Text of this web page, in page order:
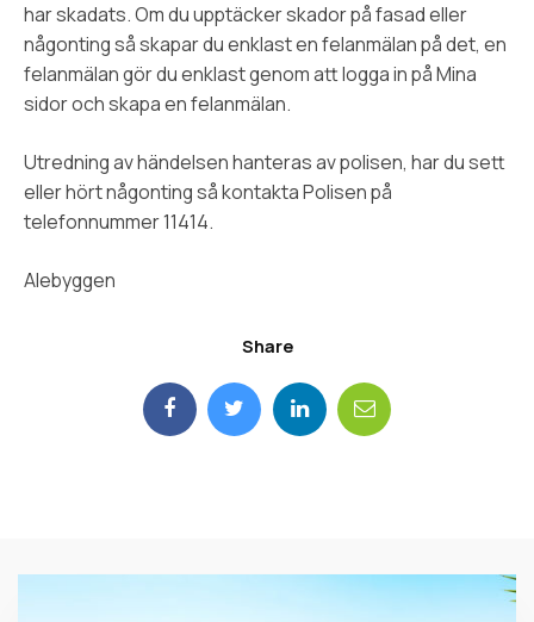
har skadats. Om du upptäcker skador på fasad eller
någonting så skapar du enklast en felanmälan på det, en
felanmälan gör du enklast genom att logga in på Mina
sidor och skapa en felanmälan.
Utredning av händelsen hanteras av polisen, har du sett
eller hört någonting så kontakta Polisen på
telefonnummer 11414.
Alebyggen
Share